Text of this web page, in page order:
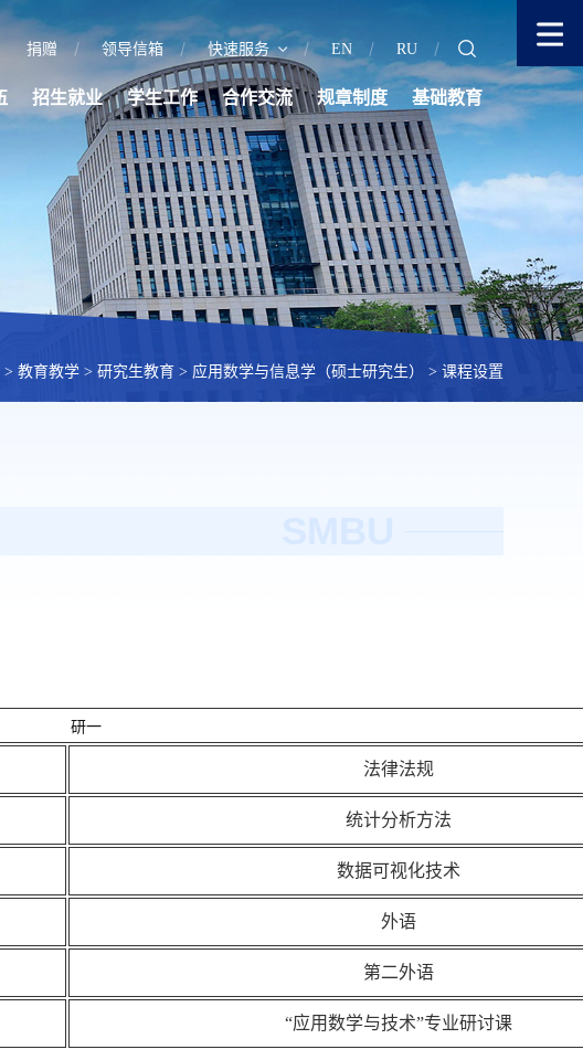
捐赠 领导信箱 快速服务 EN RU
招生就业 学生工作 合作交流 规章制度 基础教育
> 教育教学 > 研究生教育 > 应用数学与信息学（硕士研究生） > 课程设置
研一
法律法规
统计分析方法
数据可视化技术
外语
第二外语
“应用数学与技术”专业研讨课